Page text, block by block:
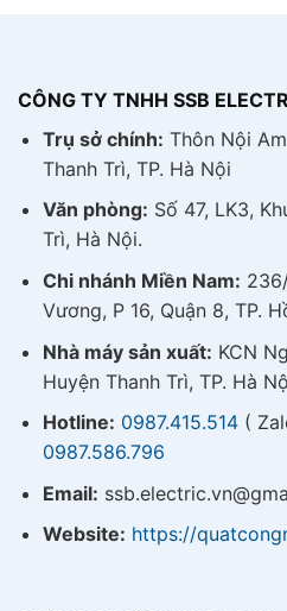
CÔNG TY TNHH SSB
Trụ sở chính: Thôn Nội
Thanh Trì, TP. Hà Nội
Văn phòng: Số 47, LK3,
Trì, Hà Nội.
Chi nhánh Miền Nam:
Vương, P 16, Quận 8, TP.
Nhà máy sản xuất: KCN
Huyện Thanh Trì, TP. Hà
Hotline: 0987.415.514(
0987.586.796
Email:
Website: https://